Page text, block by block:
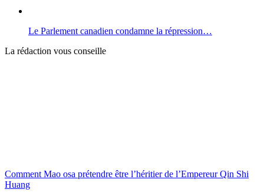
Le Parlement canadien condamne la répression…
La rédaction vous conseille
Comment Mao osa prétendre être l’héritier de l’Empereur Qin Shi
Huang